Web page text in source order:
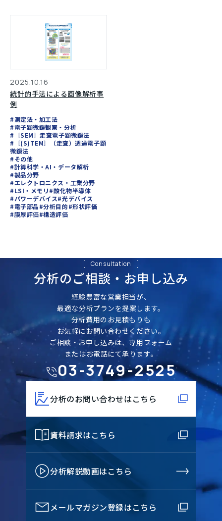
2025.10.16
統計的手法による画像解析事
例
#測定法・加工法
#電子顕微鏡観察・分析
#［SEM］走査電子顕微鏡法
#［(S)TEM］（走査）透過電子顕
微鏡法
#その他
#計算科学・AI・データ解析
#製品分野
#エレクトロニクス・工業分野
#LSI・メモリ#酸化物半導体
#パワーデバイス#光デバイス
#電子部品#分析目的#形状評価
#膜厚評価#構造評価
Consultation
分析のご相談・ お申し込み
経験豊富な営業担当が、
最適な分析プランを提案します。
分析費用のお見積もりも
お気軽にお問い合わせください。
ご相談・お申し込みは、専用フォーム
またはお電話にて承ります。
03-3749-2525
分析のお問い合わせはこちら
資料請求はこちら
分析解説動画はこちら
メールマガジン登録はこちら